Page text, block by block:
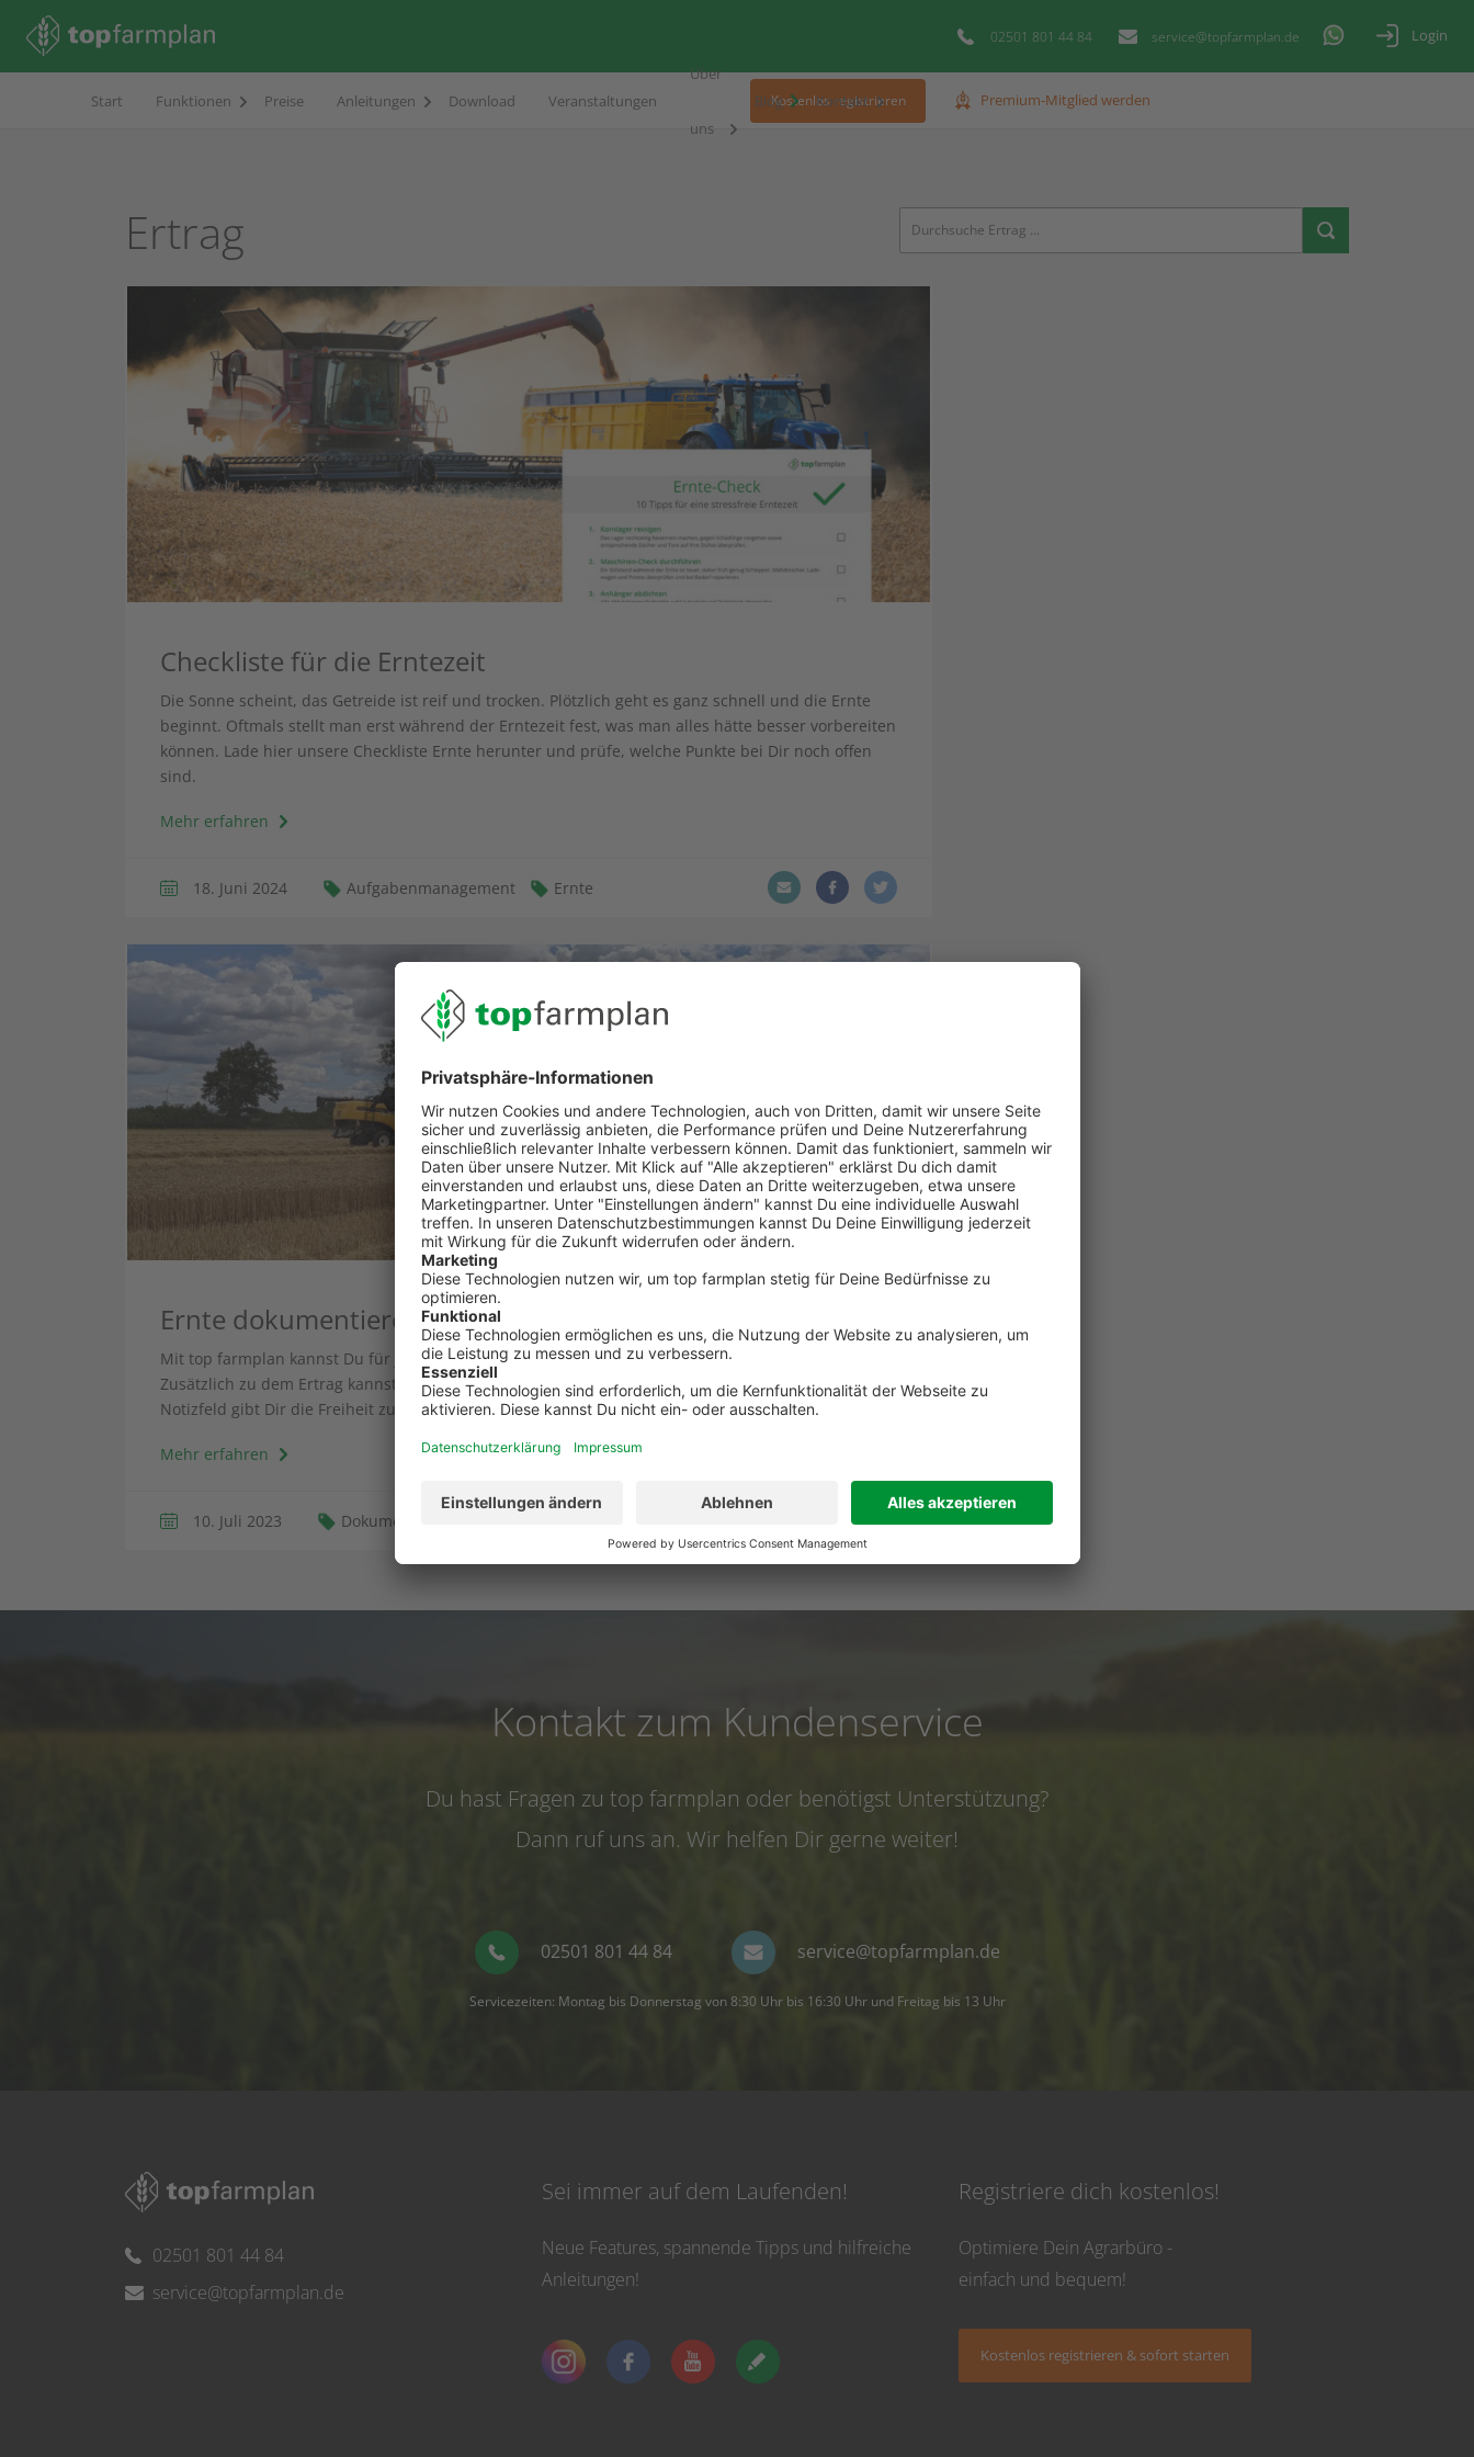
02501 801 44 84 service@topfarmplan.de Login
Start Funktionen Preise Anleitungen Download Veranstaltungen
Über
uns
Blog Kontakt
Kostenlos registrieren Premium-Mitglied werden
Ertrag
Checkliste für die Erntezeit
Die Sonne scheint, das Getreide ist reif und trocken. Plötzlich geht es ganz schnell und die Ernte
beginnt. Oftmals stellt man erst während der Erntezeit fest, was man alles hätte besser vorbereiten
können. Lade hier unsere Checkliste Ernte herunter und prüfe, welche Punkte bei Dir noch offen
sind.
Mehr erfahren
18. Juni 2024 Aufgabenmanagement Ernte
Ernte dokumentieren? – Ja, mit top farmplan
Mit top farmplan kannst Du für jedes Jahr und jeden Schlag die Erträge erfassen und abspeichern.
Zusätzlich zu dem Ertrag kannst Du auch die Feuchtigkeit und den Rohproteingehalt eintragen. Ein
Notizfeld gibt Dir die Freiheit zusätzliche Eintragungen vorzunehmen. Mit Video-Anleitung!
Mehr erfahren
10. Juli 2023 Dokumentation
Kontakt zum Kundenservice
Du hast Fragen zu top farmplan oder benötigst Unterstützung?
Dann ruf uns an. Wir helfen Dir gerne weiter!
02501 801 44 84 service@topfarmplan.de
Servicezeiten: Montag bis Donnerstag von 8:30 Uhr bis 16:30 Uhr und Freitag bis 13 Uhr
02501 801 44 84
service@topfarmplan.de
Sei immer auf dem Laufenden!
Neue Features, spannende Tipps und hilfreiche
Anleitungen!
Registriere dich kostenlos!
Optimiere Dein Agrarbüro -
einfach und bequem!
Kostenlos registrieren & sofort starten